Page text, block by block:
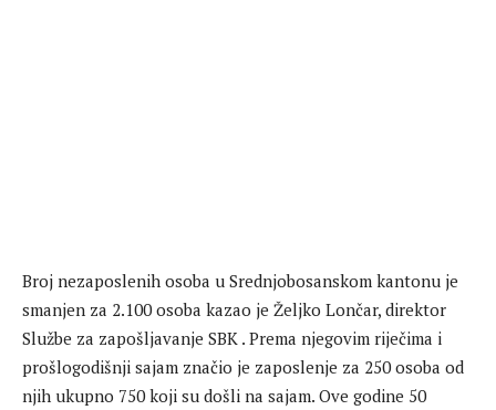
Broj nezaposlenih osoba u Srednjobosanskom kantonu je
smanjen za 2.100 osoba kazao je Željko Lončar, direktor
Službe za zapošljavanje SBK . Prema njegovim riječima i
prošlogodišnji sajam značio je zaposlenje za 250 osoba od
njih ukupno 750 koji su došli na sajam. Ove godine 50